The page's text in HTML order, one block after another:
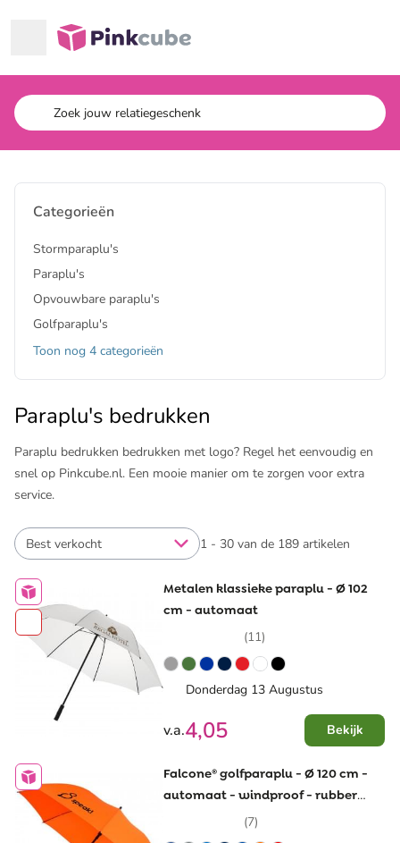
Pinkcube
Categorieën
Stormparaplu's
Paraplu's
Opvouwbare paraplu's
Golfparaplu's
Toon nog 4 categorieën
Paraplu's bedrukken
Paraplu bedrukken bedrukken met logo? Regel het eenvoudig en
snel op Pinkcube.nl. Een mooie manier om te zorgen voor extra
service.
1 - 30 van de 189 artikelen
Best verkocht
Metalen klassieke paraplu - Ø 102
cm - automaat
(11)
Donderdag 13 Augustus
v.a.4,05 Bekijk
Falcone® golfparaplu - Ø 120 cm -
automaat - windproof - rubber
gecoat handvat
(7)